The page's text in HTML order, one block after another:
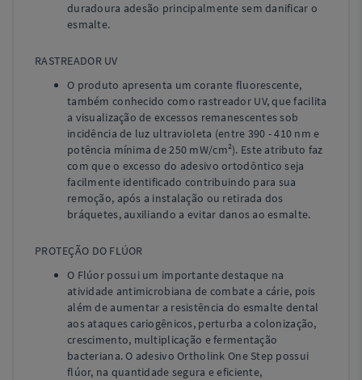
duradoura adesão principalmente sem danificar o
esmalte.
RASTREADOR UV
O produto apresenta um corante fluorescente,
também conhecido como rastreador UV, que facilita
a visualização de excessos remanescentes sob
incidência de luz ultravioleta (entre 390 - 410 nm e
potência mínima de 250 mW/cm²). Este atributo faz
com que o excesso do adesivo ortodôntico seja
facilmente identificado contribuindo para sua
remoção, após a instalação ou retirada dos
bráquetes, auxiliando a evitar danos ao esmalte.
PROTEÇÃO DO FLÚOR
O Flúor possui um importante destaque na
atividade antimicrobiana de combate a cárie, pois
além de aumentar a resistência do esmalte dental
aos ataques cariogênicos, perturba a colonização,
crescimento, multiplicação e fermentação
bacteriana. O adesivo Ortholink One Step possui
flúor, na quantidade segura e eficiente,